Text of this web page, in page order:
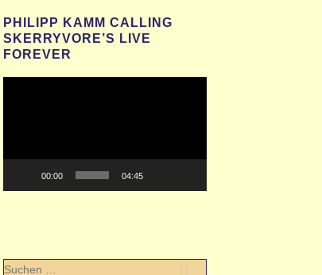
PHILIPP KAMM CALLING
SKERRYVORE’S LIVE
FOREVER
00:00 04:45
Suchen